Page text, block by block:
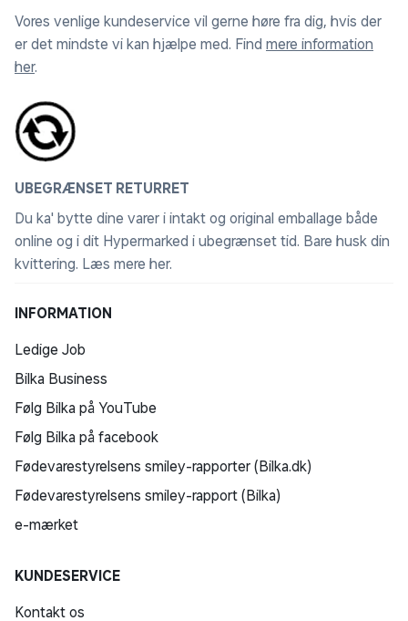
Vores venlige kundeservice vil gerne høre fra dig, hvis der
er det mindste vi kan hjælpe med. Find mere information
her.
UBEGRÆNSET RETURRET
Du ka' bytte dine varer i intakt og original emballage både
online og i dit Hypermarked i ubegrænset tid. Bare husk din
kvittering. Læs mere her.
INFORMATION
Ledige Job
Bilka Business
Følg Bilka på YouTube
Følg Bilka på facebook
Fødevarestyrelsens smiley-rapporter (Bilka.dk)
Fødevarestyrelsens smiley-rapport (Bilka)
e-mærket
KUNDESERVICE
Kontakt os